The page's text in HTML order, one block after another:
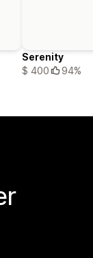
Serenity
$ 400
94%